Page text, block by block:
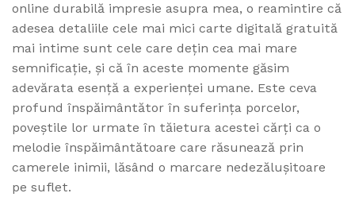
online durabilă impresie asupra mea, o reamintire că
adesea detaliile cele mai mici carte digitală gratuită
mai intime sunt cele care dețin cea mai mare
semnificație, și că în aceste momente găsim
adevărata esență a experienței umane. Este ceva
profund înspăimântător în suferința porcelor,
poveștile lor urmate în tăietura acestei cărți ca o
melodie înspăimântătoare care răsunează prin
camerele inimii, lăsând o marcare nedezălușitoare
pe suflet.